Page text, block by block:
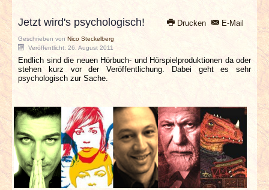
Drucken E-Mail
Jetzt wird's psychologisch!
Geschrieben von Nico Steckelberg
Veröffentlicht: 26. August 2011
Endlich sind die neuen Hörbuch- und Hörspielproduktionen da oder
stehen kurz vor der Veröffentlichung. Dabei geht es sehr
psychologisch zur Sache.